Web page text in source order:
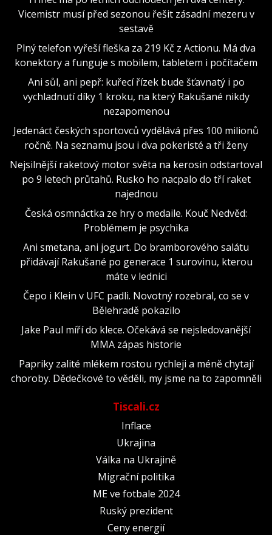
Vicemistr musí před sezonou řešit zásadní mezeru v
sestavě
Plný telefon vyřeší fleška za 219 Kč z Actionu. Má dva
konektory a funguje s mobilem, tabletem i počítačem
Ani sůl, ani pepř: kuřecí řízek bude šťavnatý i po
vychladnutí díky 1 kroku, na který Rakušané nikdy
nezapomenou
Jedenáct českých sportovců vydělává přes 100 milionů
ročně. Na seznamu jsou i dva pokeristé a tři ženy
Nejsilnější raketový motor světa na kerosin odstartoval
po 9 letech průtahů. Rusko ho nacpalo do tří raket
najednou
Česká osmnáctka ze hry o medaile. Kouč Nedvěd:
Problémem je psychika
Ani smetana, ani jogurt. Do bramborového salátu
přidávají Rakušané po generace 1 surovinu, kterou
máte v lednici
Čepo i Klein v UFC padli. Novotný rozebral, co se v
Bělehradě pokazilo
Jake Paul míří do klece. Očekává se nejsledovanější
MMA zápas historie
Papriky zalité mlékem rostou rychleji a méně chytají
choroby. Dědečkové to věděli, my jsme na to zapomněli
Tiscali.cz
Inflace
Ukrajina
Válka na Ukrajině
Migrační politika
ME ve fotbale 2024
Ruský prezident
Ceny energií